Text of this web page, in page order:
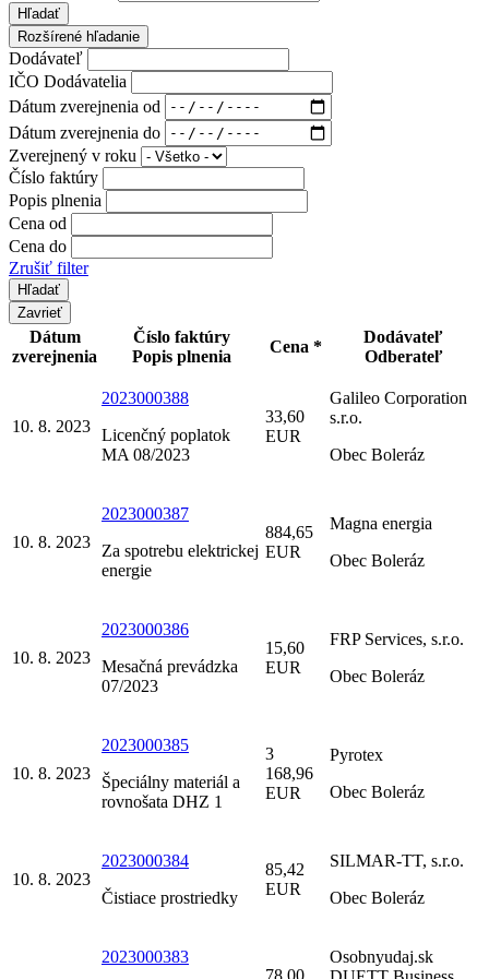
Hľadať
Rozšírené hľadanie
Dodávateľ
IČO Dodávatelia
Dátum zverejnenia od
Dátum zverejnenia do
Zverejnený v roku
Číslo faktúry
Popis plnenia
Cena od
Cena do
Zrušiť filter
Zavrieť
Dátum
zverejnenia
Číslo faktúry
Popis plnenia
Cena *
Dodávateľ
Odberateľ
10. 8. 2023
2023000388
Licenčný poplatok
MA 08/2023
33,60
EUR
Galileo Corporation
s.r.o.
Obec Boleráz
10. 8. 2023
2023000387
Za spotrebu elektrickej
energie
884,65
EUR
Magna energia
Obec Boleráz
10. 8. 2023
2023000386
Mesačná prevádzka
07/2023
15,60
EUR
FRP Services, s.r.o.
Obec Boleráz
10. 8. 2023
2023000385
Špeciálny materiál a
rovnošata DHZ 1
3
168,96
EUR
Pyrotex
Obec Boleráz
10. 8. 2023
2023000384
Čistiace prostriedky
85,42
EUR
SILMAR-TT, s.r.o.
Obec Boleráz
2023000383
78,00
Osobnyudaj.sk